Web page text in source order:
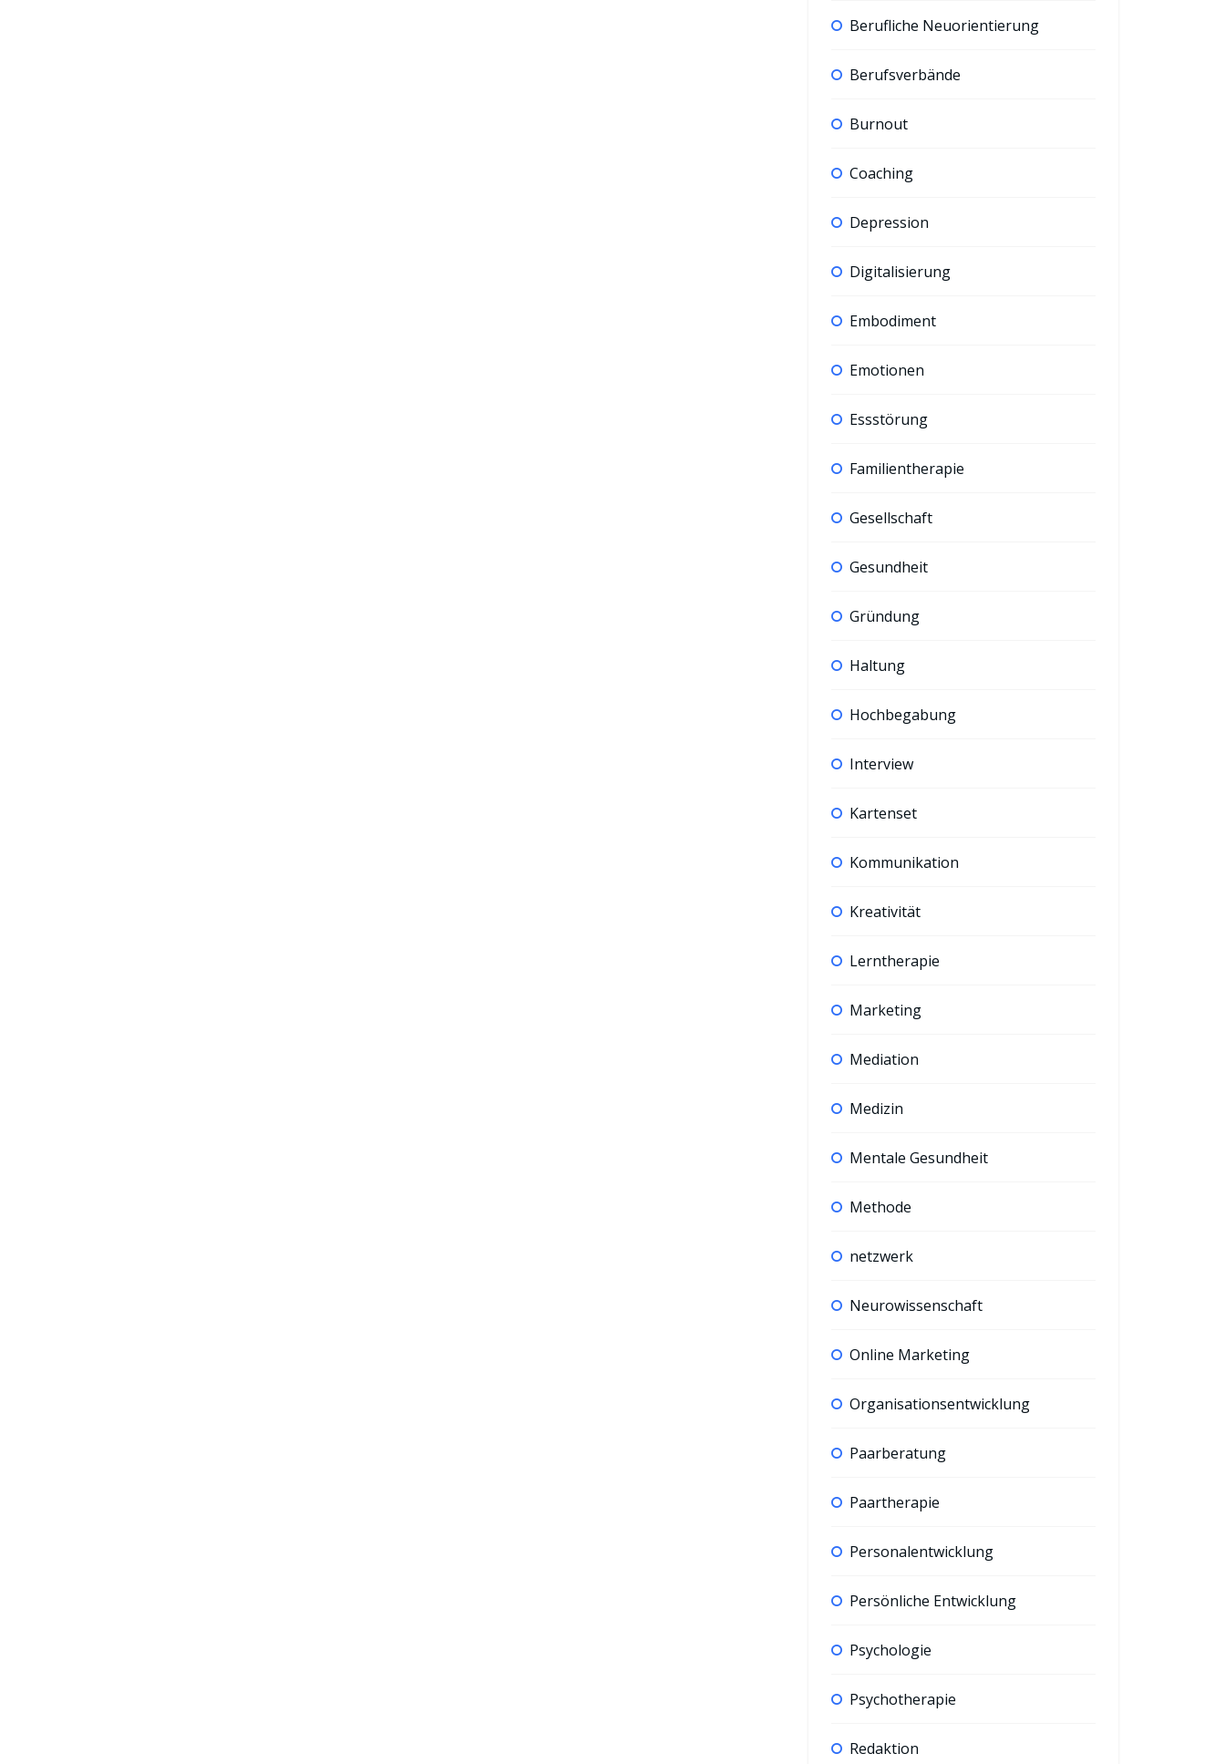
Berufliche Neuorientierung
Berufsverbände
Burnout
Coaching
Depression
Digitalisierung
Embodiment
Emotionen
Essstörung
Familientherapie
Gesellschaft
Gesundheit
Gründung
Haltung
Hochbegabung
Interview
Kartenset
Kommunikation
Kreativität
Lerntherapie
Marketing
Mediation
Medizin
Mentale Gesundheit
Methode
netzwerk
Neurowissenschaft
Online Marketing
Organisationsentwicklung
Paarberatung
Paartherapie
Personalentwicklung
Persönliche Entwicklung
Psychologie
Psychotherapie
Redaktion